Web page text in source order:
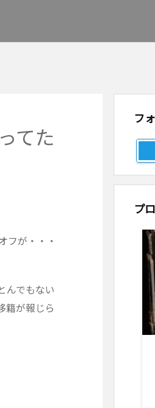
てた
フが・・・
んでもない
籍が報じら
フ
プ